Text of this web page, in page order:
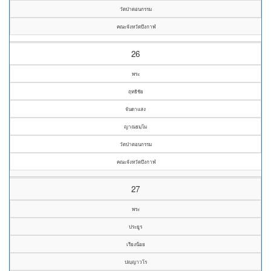
วัดป่าดอนกรรม
คณะจังหวัดบึงกาฬ
26
พระ
ฤทธิชัย
จันดาแสง
ญาณธมฺโม
วัดป่าดอนกรรม
คณะจังหวัดบึงกาฬ
27
พระ
ประยูร
เรียงน้อย
ปญฺญาวโร